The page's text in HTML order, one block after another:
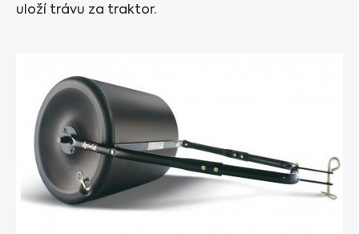
uloží trávu za traktor.